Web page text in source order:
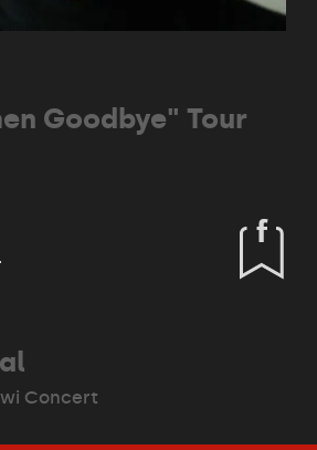
Goodbye" Tour
Concert